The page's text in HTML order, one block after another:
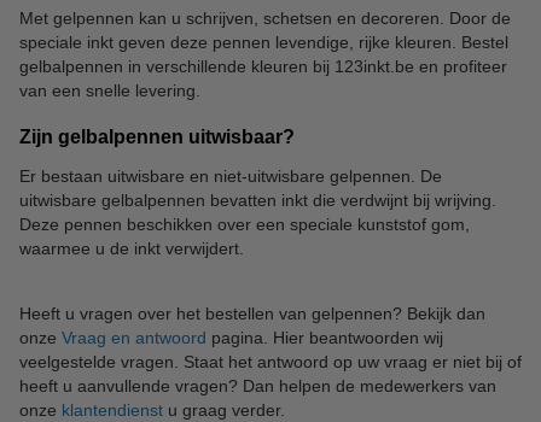
Met gelpennen kan u schrijven, schetsen en decoreren. Door de
speciale inkt geven deze pennen levendige, rijke kleuren. Bestel
gelbalpennen in verschillende kleuren bij 123inkt.be en profiteer
van een snelle levering.
Zijn gelbalpennen uitwisbaar?
Er bestaan uitwisbare en niet-uitwisbare gelpennen. De
uitwisbare gelbalpennen bevatten inkt die verdwijnt bij wrijving.
Deze pennen beschikken over een speciale kunststof gom,
waarmee u de inkt verwijdert.
Heeft u vragen over het bestellen van gelpennen? Bekijk dan
onze Vraag en antwoord pagina. Hier beantwoorden wij
veelgestelde vragen. Staat het antwoord op uw vraag er niet bij of
heeft u aanvullende vragen? Dan helpen de medewerkers van
onze klantendienst u graag verder.